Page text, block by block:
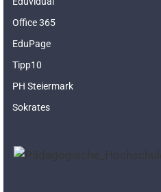
Office 365
EduPage
Tipp10
PH Steiermark
Sokrates